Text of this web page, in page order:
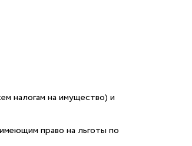
налогам на имущество) и
право на льготы по